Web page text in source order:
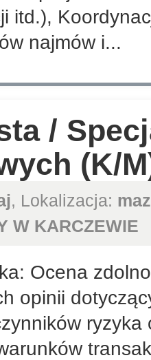
itd.),
najmów i...
/
(K/
, Lokalizacja:
W KARCZEWIE
Ocena
opinii